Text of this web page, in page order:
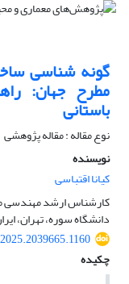
گونه شناسی
مطرح جهان:
باستانی
نوع مقاله : مقاله پژوهشی
نویسنده
کیانا اقتباسی
کارشناس ارشد مهندسی
دانشگاه سوره، تهران،
چکیده